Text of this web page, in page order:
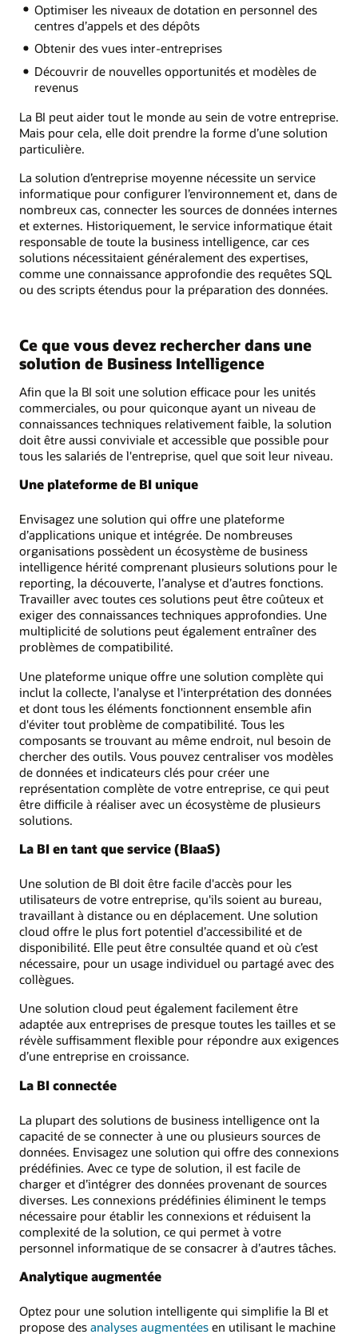
Optimiser les niveaux de dotation en personnel des
centres d’appels et des dépôts
Obtenir des vues inter-entreprises
Découvrir de nouvelles opportunités et modèles de
revenus
La BI peut aider tout le monde au sein de votre entreprise.
Mais pour cela, elle doit prendre la forme d’une solution
particulière.
La solution d’entreprise moyenne nécessite un service
informatique pour configurer l’environnement et, dans de
nombreux cas, connecter les sources de données internes
et externes. Historiquement, le service informatique était
responsable de toute la business intelligence, car ces
solutions nécessitaient généralement des expertises,
comme une connaissance approfondie des requêtes SQL
ou des scripts étendus pour la préparation des données.
Ce que vous devez rechercher dans une
solution de Business Intelligence
Afin que la BI soit une solution efficace pour les unités
commerciales, ou pour quiconque ayant un niveau de
connaissances techniques relativement faible, la solution
doit être aussi conviviale et accessible que possible pour
tous les salariés de l'entreprise, quel que soit leur niveau.
Une plateforme de BI unique
Envisagez une solution qui offre une plateforme
d’applications unique et intégrée. De nombreuses
organisations possèdent un écosystème de business
intelligence hérité comprenant plusieurs solutions pour le
reporting, la découverte, l’analyse et d’autres fonctions.
Travailler avec toutes ces solutions peut être coûteux et
exiger des connaissances techniques approfondies. Une
multiplicité de solutions peut également entraîner des
problèmes de compatibilité.
Une plateforme unique offre une solution complète qui
inclut la collecte, l'analyse et l'interprétation des données
et dont tous les éléments fonctionnent ensemble afin
d'éviter tout problème de compatibilité. Tous les
composants se trouvant au même endroit, nul besoin de
chercher des outils. Vous pouvez centraliser vos modèles
de données et indicateurs clés pour créer une
représentation complète de votre entreprise, ce qui peut
être difficile à réaliser avec un écosystème de plusieurs
solutions.
La BI en tant que service (BIaaS)
Une solution de BI doit être facile d'accès pour les
utilisateurs de votre entreprise, qu'ils soient au bureau,
travaillant à distance ou en déplacement. Une solution
cloud offre le plus fort potentiel d’accessibilité et de
disponibilité. Elle peut être consultée quand et où c’est
nécessaire, pour un usage individuel ou partagé avec des
collègues.
Une solution cloud peut également facilement être
adaptée aux entreprises de presque toutes les tailles et se
révèle suffisamment flexible pour répondre aux exigences
d’une entreprise en croissance.
La BI connectée
La plupart des solutions de business intelligence ont la
capacité de se connecter à une ou plusieurs sources de
données. Envisagez une solution qui offre des connexions
prédéfinies. Avec ce type de solution, il est facile de
charger et d’intégrer des données provenant de sources
diverses. Les connexions prédéfinies éliminent le temps
nécessaire pour établir les connexions et réduisent la
complexité de la solution, ce qui permet à votre
personnel informatique de se consacrer à d’autres tâches.
Analytique augmentée
Optez pour une solution intelligente qui simplifie la BI et
propose des analyses augmentées en utilisant le machine